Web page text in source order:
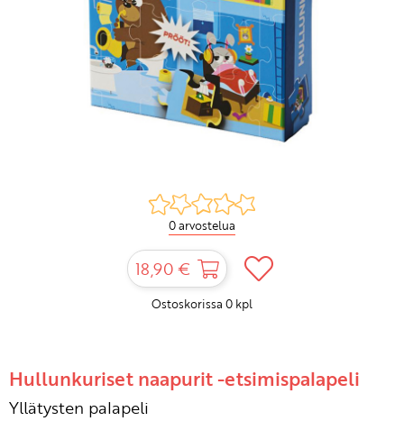
0 arvostelua
18,90 €
Ostoskorissa 0 kpl
Hullunkuriset naapurit -etsimispalapeli
Yllätysten palapeli